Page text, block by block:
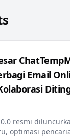
Email
resmi
optimasi